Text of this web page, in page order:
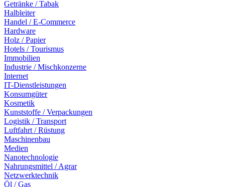
Getränke / Tabak
Halbleiter
Handel / E-Commerce
Hardware
Holz / Papier
Hotels / Tourismus
Immobilien
Industrie / Mischkonzerne
Internet
IT-Dienstleistungen
Konsumgüter
Kosmetik
Kunststoffe / Verpackungen
Logistik / Transport
Luftfahrt / Rüstung
Maschinenbau
Medien
Nanotechnologie
Nahrungsmittel / Agrar
Netzwerktechnik
Öl / Gas